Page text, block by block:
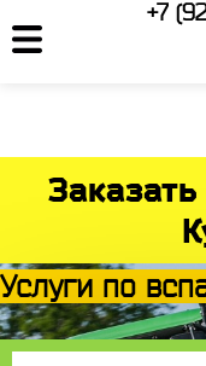
+7
Услуги по